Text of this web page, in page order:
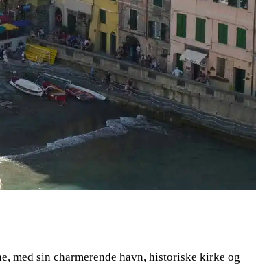
med sin charmerende havn, historiske kirke og